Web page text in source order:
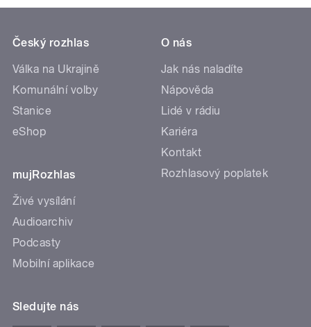
Český rozhlas
Válka na Ukrajině
Komunální volby
Stanice
eShop
mujRozhlas
Živé vysílání
Audioarchiv
Podcasty
Mobilní aplikace
O nás
Jak nás naladíte
Nápověda
Lidé v rádiu
Kariéra
Kontakt
Rozhlasový poplatek
Sledujte nás